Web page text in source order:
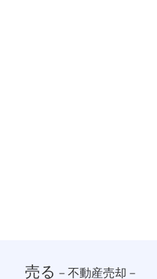
売る －不動産売却－